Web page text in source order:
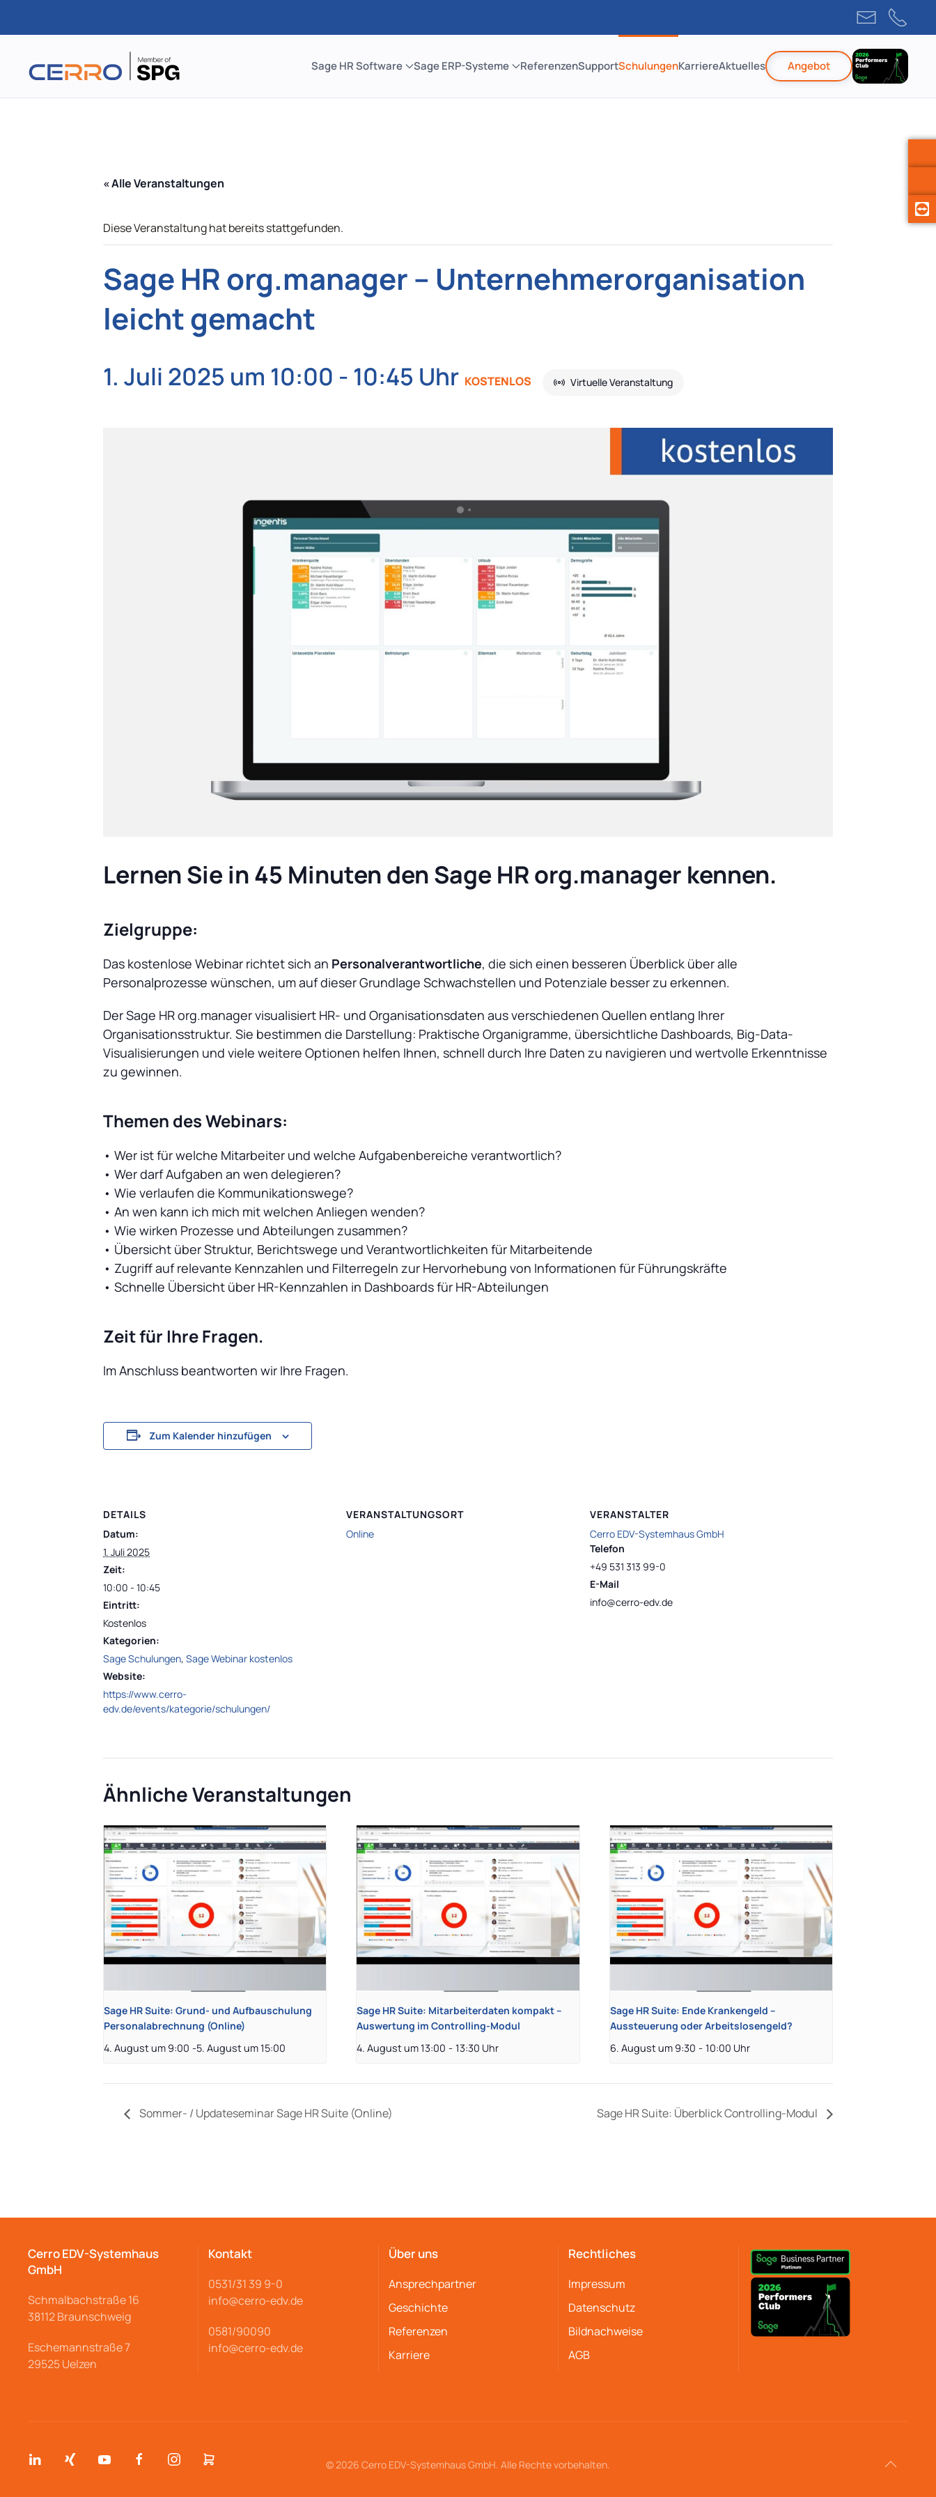
Zum
springen
Sage HR Software Sage ERP-Systeme ReferenzenSupportSchulungenKarriereAktuelles Angebot
« Alle Veranstaltungen
Diese Veranstaltung hat bereits stattgefunden.
Sage HR org.manager – Unternehmerorganisation
leicht gemacht
1. Juli 2025 um 10:00 - 10:45 Virtuelle Veranstaltung
KOSTENLOS
Lernen Sie in 45 Minuten den Sage HR org.manager kennen.
Zielgruppe:
Das kostenlose Webinar richtet sich an Personalverantwortliche, die sich einen besseren Überblick über alle
Personalprozesse wünschen, um auf dieser Grundlage Schwachstellen und Potenziale besser zu erkennen.
Der Sage HR org.manager visualisiert HR- und Organisationsdaten aus verschiedenen Quellen entlang Ihrer
Organisationsstruktur. Sie bestimmen die Darstellung: Praktische Organigramme, übersichtliche Dashboards, Big-Data-
Visualisierungen und viele weitere Optionen helfen Ihnen, schnell durch Ihre Daten zu navigieren und wertvolle Erkenntnisse
zu gewinnen.
Themen des Webinars:
• Wer ist für welche Mitarbeiter und welche Aufgabenbereiche verantwortlich?
• Wer darf Aufgaben an wen delegieren?
• Wie verlaufen die Kommunikationswege?
• An wen kann ich mich mit welchen Anliegen wenden?
• Wie wirken Prozesse und Abteilungen zusammen?
• Übersicht über Struktur, Berichtswege und Verantwortlichkeiten für Mitarbeitende
• Zugriff auf relevante Kennzahlen und Filterregeln zur Hervorhebung von Informationen für Führungskräfte
• Schnelle Übersicht über HR-Kennzahlen in Dashboards für HR-Abteilungen
Zeit für Ihre Fragen.
Im Anschluss beantworten wir Ihre Fragen.
Zum Kalender hinzufügen
DETAILS
Datum:
1. Juli 2025
Zeit:
10:00 - 10:45
Eintritt:
Kostenlos
Kategorien:
Sage Schulungen, Sage Webinar kostenlos
Website:
https://www.cerro-
edv.de/events/kategorie/schulungen/
VERANSTALTUNGSORT
Online
VERANSTALTER
Cerro EDV-Systemhaus GmbH
Telefon
+49 531 313 99-0
E-Mail
info@cerro-edv.de
Ähnliche Veranstaltungen
Sage HR Suite: Grund- und Aufbauschulung
Personalabrechnung (Online)
4. August um 9:00 -5. August um 15:00
Sage HR Suite: Mitarbeiterdaten kompakt –
Auswertung im Controlling-Modul
4. August um 13:00 - 13:30
Sage HR Suite: Ende Krankengeld –
Aussteuerung oder Arbeitslosengeld?
6. August um 9:30 - 10:00
Sommer- / Updateseminar Sage HR Suite (Online) Sage HR Suite: Überblick Controlling-Modul
Cerro EDV-Systemhaus
GmbH
Schmalbachstraße16
38112 Braunschweig
Eschemannstraße 7
29525 Uelzen
Kontakt
0531/31 39 9-0
info@cerro-edv.de
0581/90090
info@cerro-edv.de
Über uns
Ansprechpartner
Geschichte
Referenzen
Karriere
Rechtliches
Impressum
Datenschutz
Bildnachweise
AGB
© 2026 Cerro EDV-Systemhaus GmbH. Alle Rechte vorbehalten.